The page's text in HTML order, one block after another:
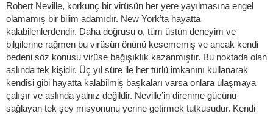
Robert Neville, korkunç bir virüsün her yere yayılmasına engel
olamamış bir bilim adamıdır. New York’ta hayatta
kalabilenlerdendir. Daha doğrusu o, tüm üstün deneyim ve
bilgilerine rağmen bu virüsün önünü kesememiş ve ancak kendi
bedeni söz konusu virüse bağışıklık kazanmıştır. Bu noktada olan
aslında tek kişidir. Üç yıl süre ile her türlü imkanını kullanarak
kendisi gibi hayatta kalabilmiş başkaları varsa onlara ulaşmaya
çalışır ve aslında yalnız değildir. Neville’in direnme gücünü
sağlayan tek şey misyonunu yerine getirmek tutkusudur. Kendi